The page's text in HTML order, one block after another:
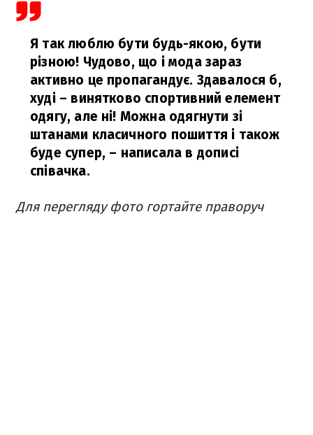
Я так люблю бути будь-якою, бути
різною! Чудово, що і мода зараз
активно це пропагандує. Здавалося б,
худі – винятково спортивний елемент
одягу, але ні! Можна одягнути зі
штанами класичного пошиття і також
буде супер, – написала в дописі
співачка.
Для перегляду фото гортайте праворуч